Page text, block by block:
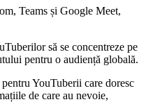
Teams și Google Meet,
să se concentreze pe
pentru o audiență globală.
YouTuberii care doresc
de care au nevoie,